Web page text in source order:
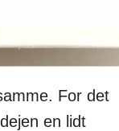
For det
en lidt